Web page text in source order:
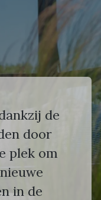
de
door
plek om
in de